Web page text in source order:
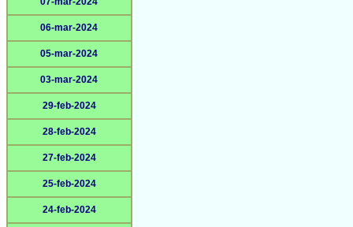
06-mar-2024
05-mar-2024
03-mar-2024
29-feb-2024
28-feb-2024
27-feb-2024
25-feb-2024
24-feb-2024